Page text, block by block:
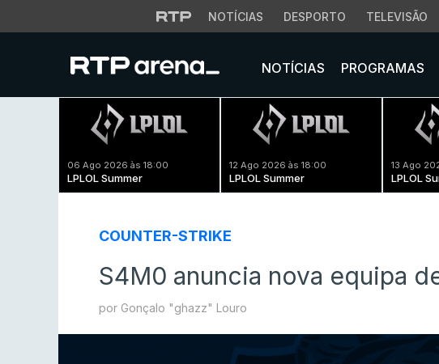
NOTÍCIAS DESPORTO TELEVISÃO
NOTÍCIAS PROGRAMAS
06 Ago 2026 às 18:00
LPLOL Summer
12 Ago 2026 às 18:00
LPLOL Summer
13 Ago
LPLOL
COUNTER-STRIKE
S4M0 anuncia nova equipa
por Gonçalo "ghazz" Louro